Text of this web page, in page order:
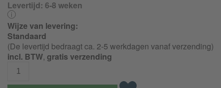
Levertijd: 6-8 weken
Wijze van levering:
Standaard
(De levertijd bedraagt ca. 2-5 werkdagen vanaf verzending)
incl. BTW, gratis verzending